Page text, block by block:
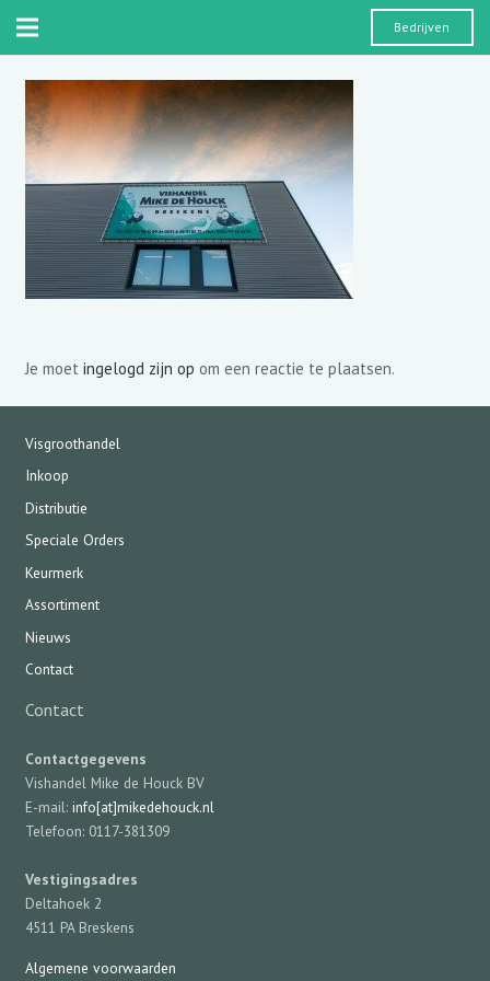
Bedrijven
Je moet ingelogd zijn op om een reactie te plaatsen.
Visgroothandel
Inkoop
Distributie
Speciale Orders
Keurmerk
Assortiment
Nieuws
Contact
Contact
Contactgegevens
Vishandel Mike de Houck BV
E-mail: info[at]mikedehouck.nl
Telefoon: 0117-381309
Vestigingsadres
Deltahoek 2
4511 PA Breskens
Algemene voorwaarden